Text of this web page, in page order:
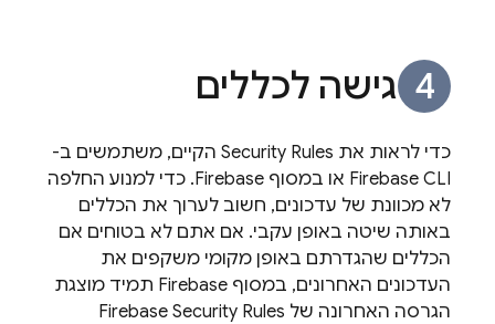
גישה לכללים
כדי לראות את Security Rules הקיים, משתמשים ב-
Firebase CLI או במסוף Firebase. כדי למנוע החלפה
לא מכוונת של עדכונים, חשוב לערוך את הכללים
באותה שיטה באופן עקבי. אם אתם לא בטוחים אם
הכללים שהגדרתם באופן מקומי משקפים את
העדכונים האחרונים, במסוף Firebase תמיד מוצגת
הגרסה האחרונה של Firebase Security Rules